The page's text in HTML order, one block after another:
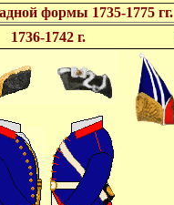
формы 1735-1775 гг.
1736-1742 г.